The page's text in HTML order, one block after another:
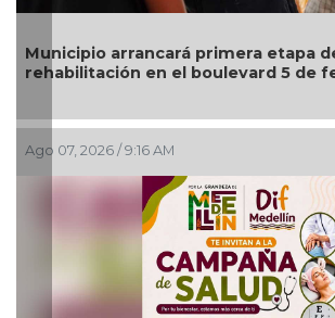
arrancará primera etapa de
en el boulevard 5 de febrero
2026 / 9:16 AM